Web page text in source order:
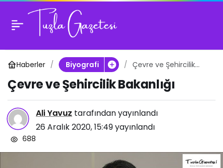
Haberler Biyografi
Çevre ve Şehircilik
Çevre ve Şehircilik Bakanlığı
Ali Yavuz tarafından yayınlandı
26 Aralık 2020, 15:49yayınlandı
688
Çevre ve Şehircilik